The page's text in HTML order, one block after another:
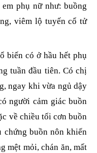
phụ nữ như: buồng
viêm lộ tuyến cổ tử
biến có ở hầu hết phụ
tuần đầu tiên. Có chị
ngay khi vừa ngủ dậy
người cảm giác buồn
về chiều tối cơn buồn
chứng buồn nôn khiến
mệt mỏi, chán ăn, mất